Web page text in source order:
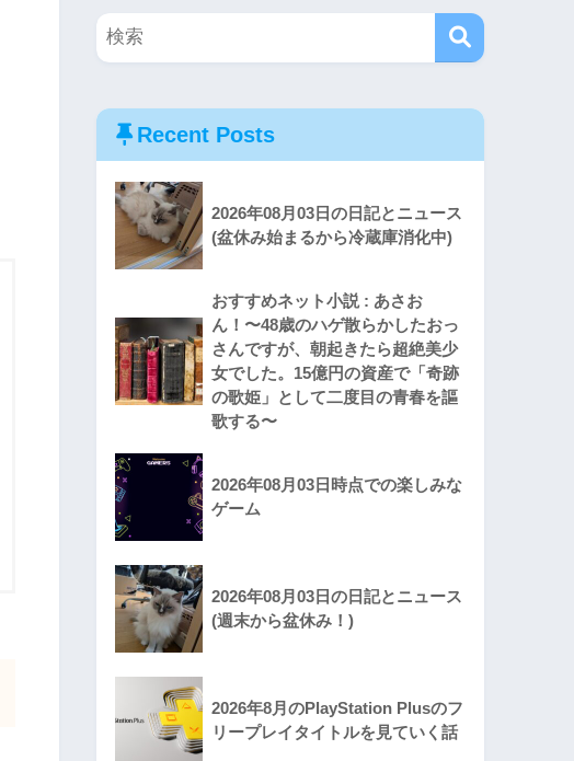
Recent Posts
2026年08月03日の日記とニュース
(盆休み始まるから冷蔵庫消化中)
おすすめネット小説 : あさお
ん！〜48歳のハゲ散らかしたおっ
さんですが、朝起きたら超絶美少
女でした。15億円の資産で「奇跡
の歌姫」として二度目の青春を謳
歌する〜
2026年08月03日時点での楽しみな
ゲーム
2026年08月03日の日記とニュース
(週末から盆休み！)
2026年8月のPlayStation Plusのフ
リープレイタイトルを見ていく話